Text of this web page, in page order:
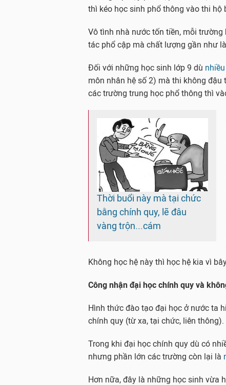
thì kéo học sinh phổ thông vào thi
Vô tình nhà nước tốn tiền, mỗi
tác phổ cập mà chất lượng gần như
Đối với những học sinh lớp 9 dù
môn nhân hệ số 2) mà thi không
các trường trung học phổ thông thì
Thời buổi này mà tại chức
bằng chính quy, lẽ đâu
vàng trộn...cám
Không học hệ này thì học hệ kia vì
Công nhận đại học chính quy và
Hình thức đào tạo đại học ở nước ta
chính quy (từ xa, tại chức, liên thông).
Trong khi đại học chính quy dù có
nhưng phần lớn các trường còn lại là
Hơn nữa, đây là những học sinh vừa